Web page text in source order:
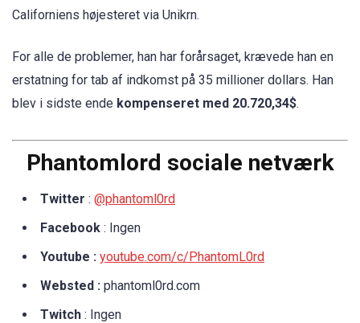
Californiens højesteret via Unikrn.
For alle de problemer, han har forårsaget, krævede han en
erstatning for tab af indkomst på 35 millioner dollars. Han
blev i sidste ende kompenseret med 20.720,34$.
Phantomlord sociale netværk
Twitter : @phantoml0rd
Facebook : Ingen
Youtube : youtube.com/c/PhantomL0rd
Websted : phantoml0rd.com
Twitch : Ingen